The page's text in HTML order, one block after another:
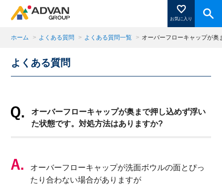
お気に入り
商品ページにある「お気に入り登録」を押すと登録した
商品がここに表示されます。
閉じる
ホーム > よくある質問 > よくある質問一覧 > オーバーフローキャップが
よくある質問
オーバーフローキャップが奥まで押し込めず浮い
た状態です。対処方法はありますか?
オーバーフローキャップが洗面ボウルの面とぴっ
たり合わない場合がありますが